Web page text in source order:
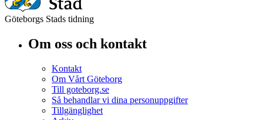
Göteborgs Stads tidning
Om oss och kontakt
Kontakt
Om Vårt Göteborg
Till goteborg.se
Så behandlar vi dina personuppgifter
Tillgänglighet